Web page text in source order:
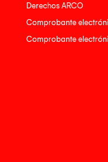
Derechos ARCO
Comprobante
Comprobante